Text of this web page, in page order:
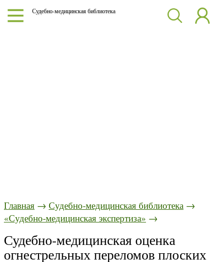
Судебно-медицинская библиотека
Главная → Судебно-медицинская библиотека →
«Судебно-медицинская экспертиза» →
Судебно-медицинская оценка
огнестрельных переломов плоских